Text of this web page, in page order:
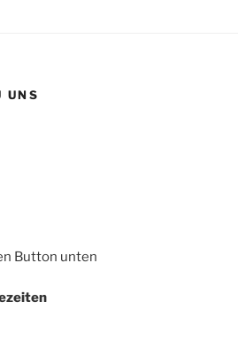
UNS
Button unten